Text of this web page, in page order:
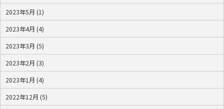
2023年5月 (1)
2023年4月 (4)
2023年3月 (5)
2023年2月 (3)
2023年1月 (4)
2022年12月 (5)